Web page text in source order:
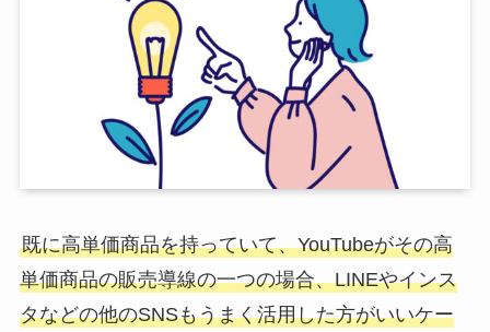
既に高単価商品を持っていて、YouTubeがその高
単価商品の販売導線の一つの場合、LINEやインス
タなどの他のSNSもうまく活用した方がいいケー